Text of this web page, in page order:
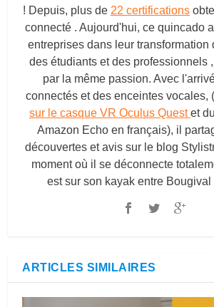
! Depuis, plus de 22 certifications
connecté . Aujourd'hui, ce quincado
entreprises dans leur transformation
des étudiants et des professionnels
par la même passion. Avec
connectés et des enceintes vocales,
sur le casque VR Oculus Questet
Amazon Echo en français), il
découvertes et avis sur le blog
moment où il se déconnecte
est sur son kayak entre Bougival
ARTICLES SIMILAIRES